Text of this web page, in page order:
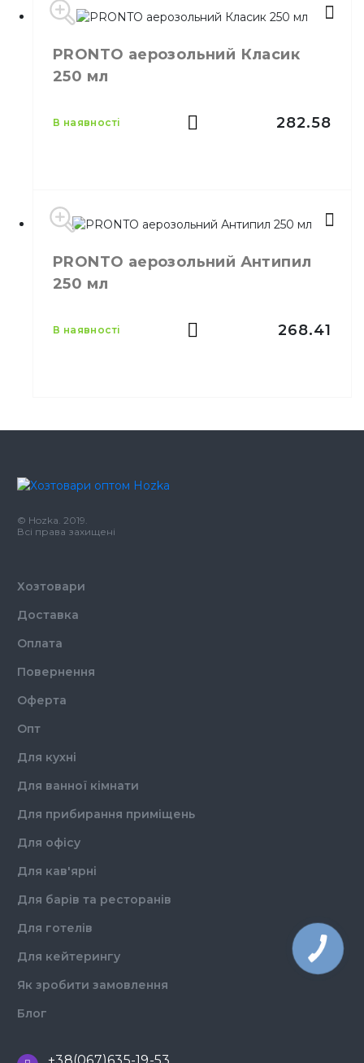
PRONTO аерозольний Класик
250 мл
Бренд
PRONTO
Місткість
Призначення
Поліроль для меблів
в наявності 282.58
PRONTO аерозольний Антипил
250 мл
Місткість
Призначення
в наявності 268.41
© Hozka. 2019.
Всі права захищені
Хозтовари
Доставка
Оплата
Повернення
Оферта
Опт
Для кухні
Для ванної кімнати
Для прибирання приміщень
Для офісу
Для кав'ярні
Для барів та ресторанів
Для готелів
Для кейтерингу
Як зробити замовлення
Блог